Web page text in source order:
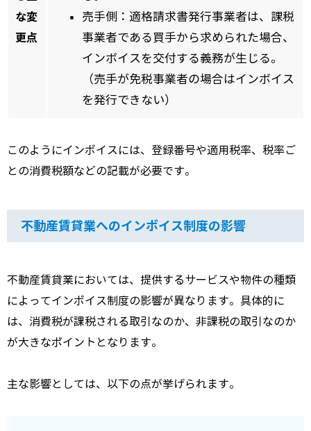
な変
更点
売手側：適格請求書発行事業者は、課税
事業者である買手から求められた場合、
インボイスを交付する義務が生じる。
（売手が免税事業者の場合はインボイス
を発行できない）
このようにインボイスには、登録番号や適用税率、税率ご
との消費税額などの記載が必要です。
不動産賃貸業へのインボイス制度の影響
不動産賃貸業においては、提供するサービスや物件の種類
によってインボイス制度の影響が異なります。具体的に
は、消費税が課税される取引なのか、非課税の取引なのか
が大きなポイントとなります。
主な影響としては、以下の点が挙げられます。